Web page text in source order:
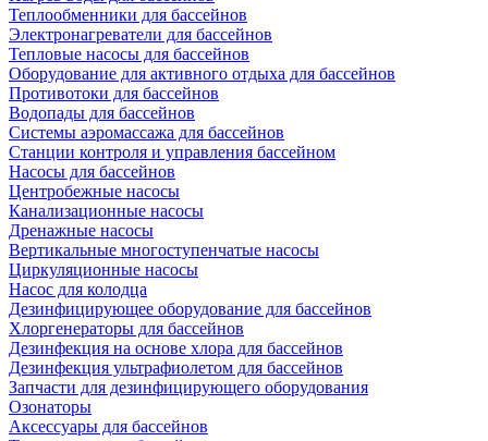
Теплообменники для бассейнов
Электронагреватели для бассейнов
Тепловые насосы для бассейнов
Оборудование для активного отдыха для бассейнов
Противотоки для бассейнов
Водопады для бассейнов
Системы аэромассажа для бассейнов
Станции контроля и управления бассейном
Насосы для бассейнов
Центробежные насосы
Канализационные насосы
Дренажные насосы
Вертикальные многоступенчатые насосы
Циркуляционные насосы
Насос для колодца
Дезинфицирующее оборудование для бассейнов
Хлоргенераторы для бассейнов
Дезинфекция на основе хлора для бассейнов
Дезинфекция ультрафиолетом для бассейнов
Запчасти для дезинфицирующего оборудования
Озонаторы
Аксессуары для бассейнов